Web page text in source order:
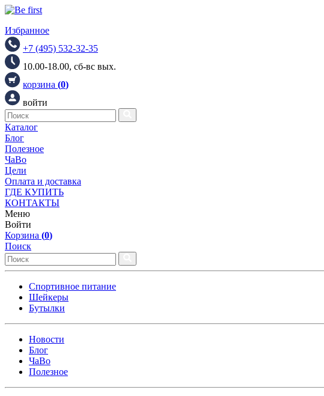
Избранное
+7 (495) 532-32-35
10.00-18.00, сб-вс вых.
корзина (0)
войти
Каталог
Блог
Полезное
ЧаВо
Цели
Оплата и доставка
ГДЕ КУПИТЬ
КОНТАКТЫ
Меню
Войти
Корзина (0)
Поиск
Спортивное питание
Шейкеры
Бутылки
Новости
Блог
ЧаВо
Полезное